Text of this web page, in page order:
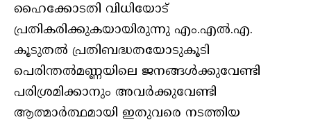
ഹൈക്കോടതി വിധിയോട്
പ്രതികരിക്കുകയായിരുന്നു എം.എൽ.എ.
കൂടുതൽ പ്രതിബദ്ധതയോടുകൂടി
പെരിന്തൽമണ്ണയിലെ ജനങ്ങൾക്കുവേണ്ടി
പരിശ്രമിക്കാനും അവർക്കുവേണ്ടി
ആത്മാർത്ഥമായി ഇതുവരെ നടത്തിയ